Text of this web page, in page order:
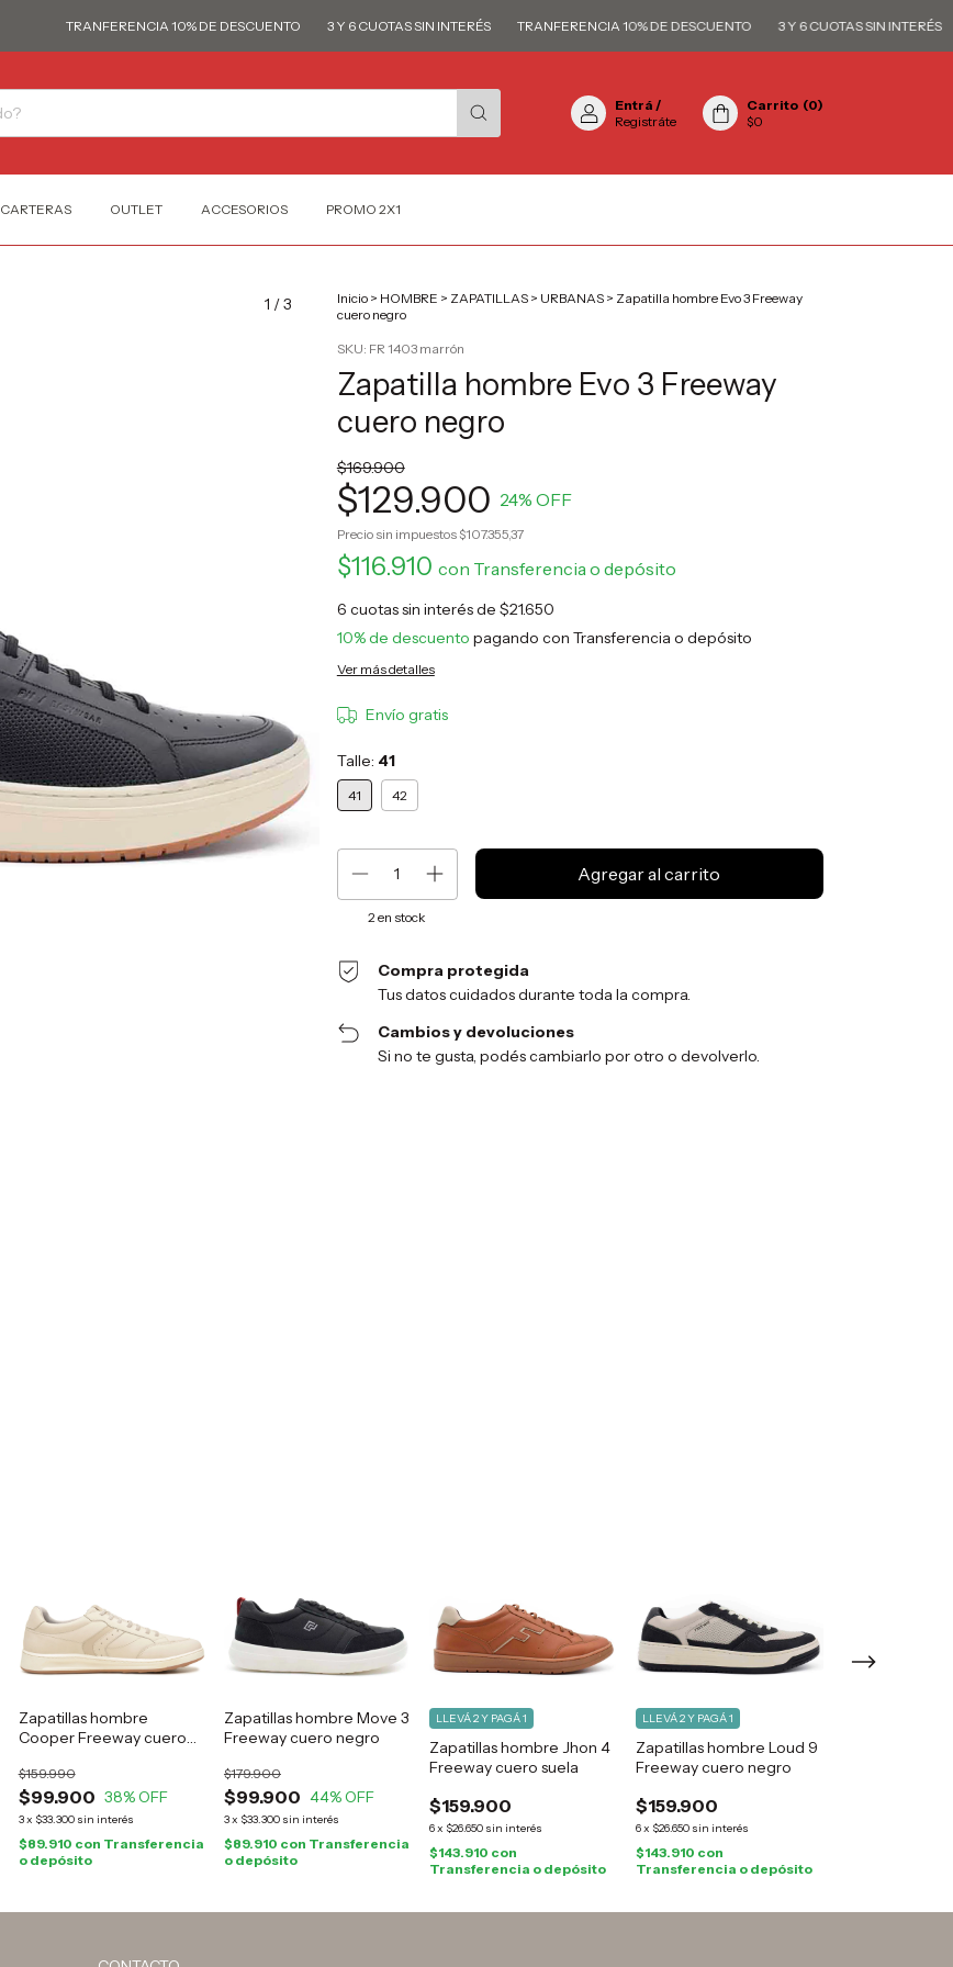
TRANFERENCIA 10% DE DESCUENTO 3 Y 6 CUOTAS SIN INTERÉS TRANFERENCIA 10% DE DESCUENTO 3 Y 6 CUOTAS SIN INTERÉS
Entrá /
Registráte
Carrito (0)
$0
CARTERAS OUTLET ACCESORIOS PROMO 2X1
1 /3 Inicio > HOMBRE > ZAPATILLAS > URBANAS > Zapatilla hombre Evo 3 Freeway
cuero negro
SKU: FR 1403 marrón
Zapatilla hombre Evo 3 Freeway
cuero negro
$169.900
$129.900 24% OFF
Precio sin impuestos$107.355,37
$116.910 con Transferencia o depósito
6 cuotas sin interés de $21.650
10% de descuento pagando con Transferencia o depósito
Ver más detalles
Envío gratis
Talle: 41
41 42
2 en stock
Compra protegida
Tus datos cuidados durante toda la compra.
Cambios y devoluciones
Si no te gusta, podés cambiarlo por otro o devolverlo.
Zapatillas hombre
Cooper Freeway cuero
$99.900
$159.990
38% OFF
3x $33.300 sin interés
$89.910 con Transferencia
o depósito
Zapatillas hombre Move 3
Freeway cuero negro
$99.900
$179.900
44% OFF
3x $33.300 sin interés
$89.910 con Transferencia
o depósito
Zapatillas hombre Jhon 4
Freeway cuero suela
$159.900
6x $26.650 sin interés
LLEVÁ 2 Y PAGÁ 1
$143.910 con
Transferencia o depósito
Zapatillas hombre Loud 9
Freeway cuero negro
$159.900
6x $26.650 sin interés
LLEVÁ 2 Y PAGÁ 1
$143.910 con
Transferencia o depósito